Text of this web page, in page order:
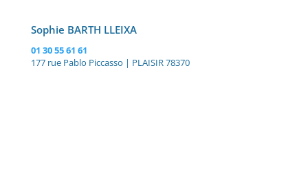
Sophie BARTH LLEIXA
01 30 55 61 61
177 rue Pablo Piccasso | PLAISIR 78370